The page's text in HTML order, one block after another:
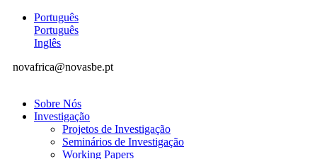
Português
Português
Inglês
novafrica@novasbe.pt
Sobre Nós
Investigação
Projetos de Investigação
Seminários de Investigação
Working Papers